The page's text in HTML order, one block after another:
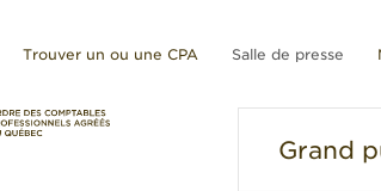
Trouver un ou une CPA Salle de presse
Grand